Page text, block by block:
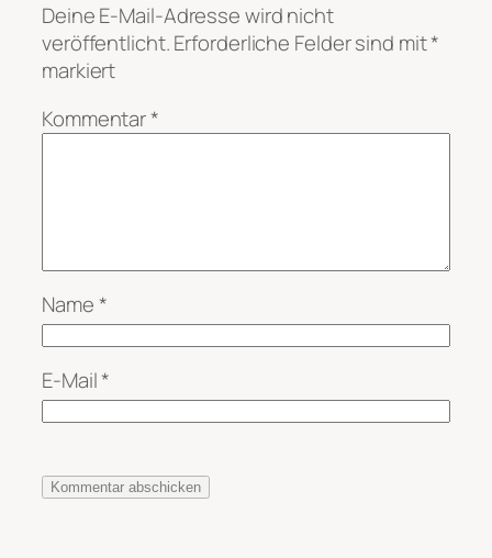
Deine E-Mail-Adresse wird nicht
veröffentlicht.Erforderliche Felder sind mit*
markiert
Kommentar*
Name*
E-Mail*